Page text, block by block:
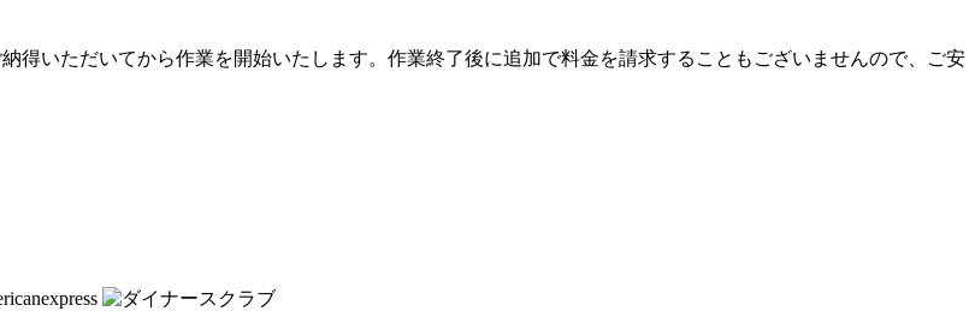
得いただいてから作業を開始いたします。作業終了後に追加で料金を請求することもございませんので、ご安